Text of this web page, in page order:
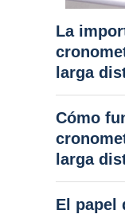
La
larga
Cómo
larga
El papel